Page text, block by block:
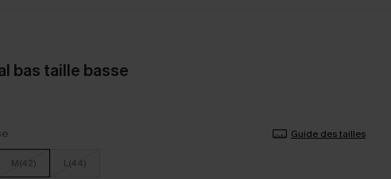
bas taille basse
Guide des tailles
M(42) L(44)